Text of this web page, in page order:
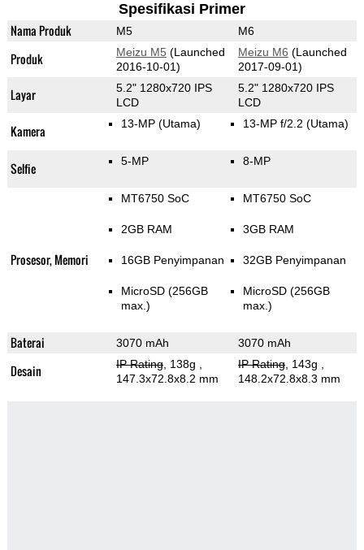
Spesifikasi Primer
Nama Produk M5 M6
Produk Meizu M5 (Launched
2016-10-01)
Meizu M6 (Launched
2017-09-01)
Layar
5.2" 1280x720 IPS
LCD
5.2" 1280x720 IPS
LCD
Kamera 13-MP (Utama) 13-MP f/2.2 (Utama)
Selfie 5-MP 8-MP
Prosesor, Memori
MT6750 SoC
2GB RAM
16GB Penyimpanan
MicroSD (256GB
max.)
MT6750 SoC
3GB RAM
32GB Penyimpanan
MicroSD (256GB
max.)
Baterai 3070 mAh 3070 mAh
Desain IP Rating, 138g
147.3x72.8x8.2 mm
IP Rating, 143g
148.2x72.8x8.3 mm